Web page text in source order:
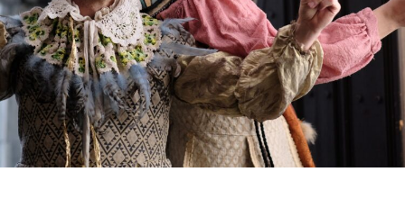
Ditt besøk